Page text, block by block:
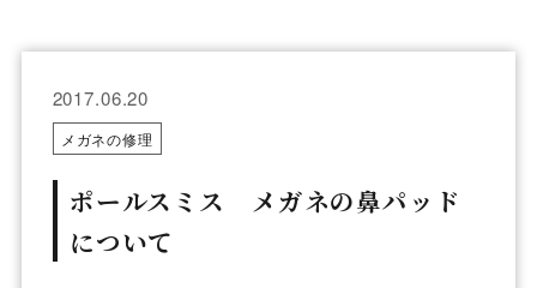
2017.06.20
メガネの修理
ポールスミス メガネの鼻パッド
について